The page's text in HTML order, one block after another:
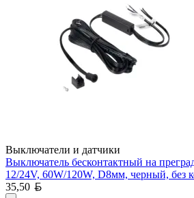
Выключатели и датчики
Выключатель бесконтактный на
12/24V, 60W/120W, D8мм, черный, без
35,50